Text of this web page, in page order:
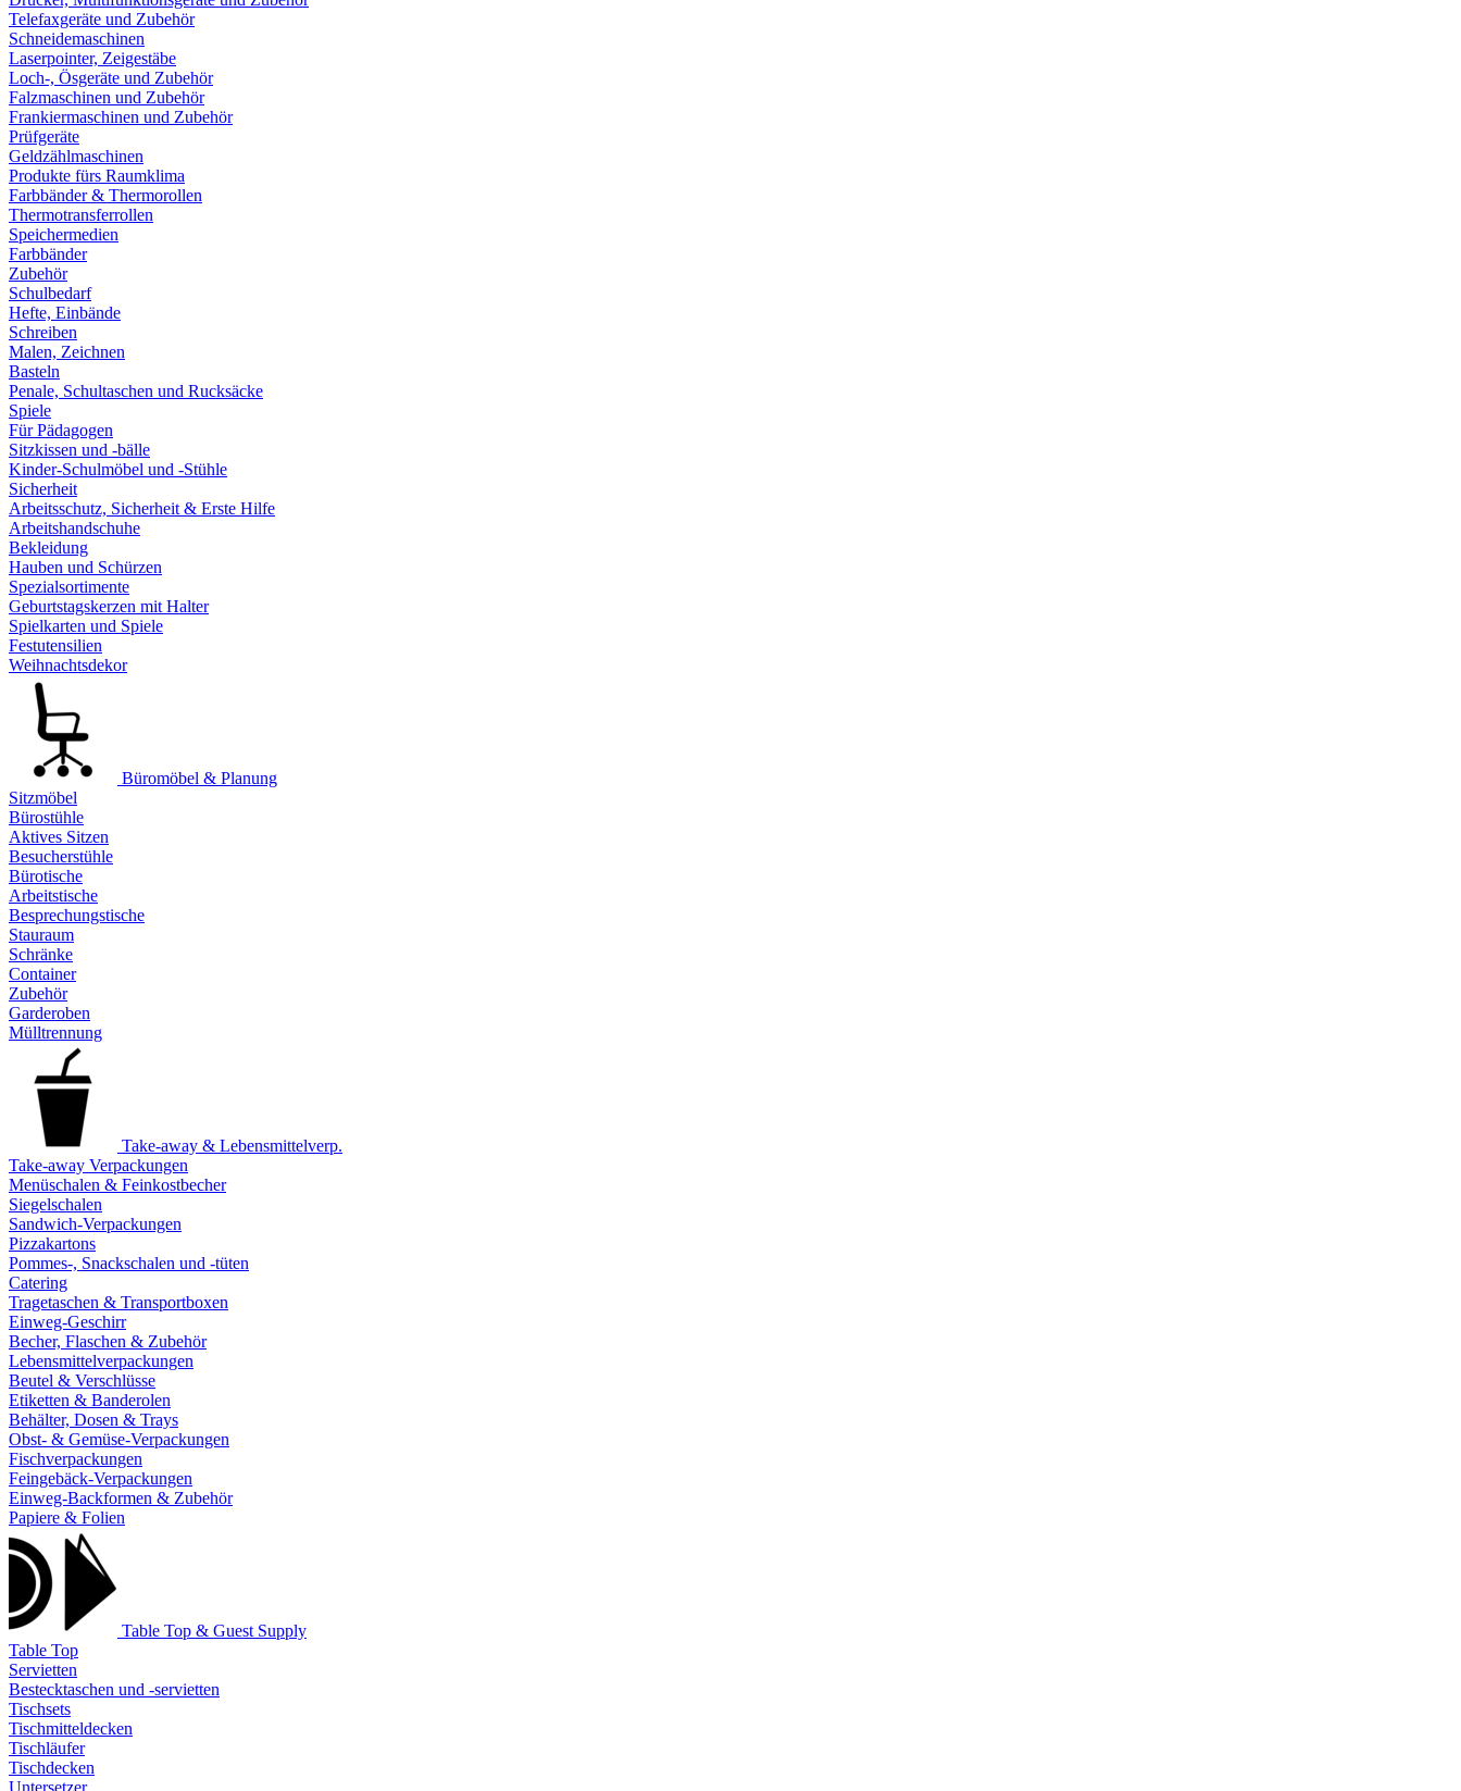
Telefaxgeräte und Zubehör
Schneidemaschinen
Laserpointer, Zeigestäbe
Loch-, Ösgeräte und Zubehör
Falzmaschinen und Zubehör
Frankiermaschinen und Zubehör
Prüfgeräte
Geldzählmaschinen
Produkte fürs Raumklima
Farbbänder & Thermorollen
Thermotransferrollen
Speichermedien
Farbbänder
Zubehör
Schulbedarf
Hefte, Einbände
Schreiben
Malen, Zeichnen
Basteln
Penale, Schultaschen und Rucksäcke
Spiele
Für Pädagogen
Sitzkissen und -bälle
Kinder-Schulmöbel und -Stühle
Sicherheit
Arbeitsschutz, Sicherheit & Erste Hilfe
Arbeitshandschuhe
Bekleidung
Hauben und Schürzen
Spezialsortimente
Geburtstagskerzen mit Halter
Spielkarten und Spiele
Festutensilien
Weihnachtsdekor
Büromöbel & Planung
Sitzmöbel
Bürostühle
Aktives Sitzen
Besucherstühle
Bürotische
Arbeitstische
Besprechungstische
Stauraum
Schränke
Container
Zubehör
Garderoben
Mülltrennung
Take-away & Lebensmittelverp.
Take-away Verpackungen
Menüschalen & Feinkostbecher
Siegelschalen
Sandwich-Verpackungen
Pizzakartons
Pommes-, Snackschalen und -tüten
Catering
Tragetaschen & Transportboxen
Einweg-Geschirr
Becher, Flaschen & Zubehör
Lebensmittelverpackungen
Beutel & Verschlüsse
Etiketten & Banderolen
Behälter, Dosen & Trays
Obst- & Gemüse-Verpackungen
Fischverpackungen
Feingebäck-Verpackungen
Einweg-Backformen & Zubehör
Papiere & Folien
Table Top & Guest Supply
Table Top
Servietten
Bestecktaschen und -servietten
Tischsets
Tischmitteldecken
Tischläufer
Tischdecken